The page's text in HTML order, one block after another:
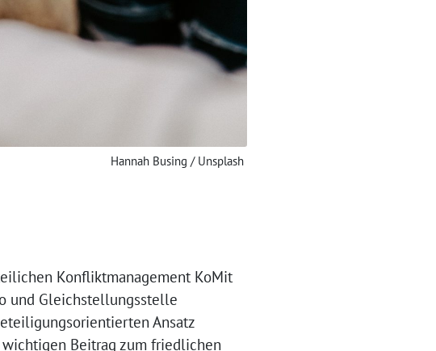
Hannah Busing / Unsplash
Konfliktmanagement KoMit
und Gleichstellungsstelle
Ansatz
Beitrag zum friedlichen